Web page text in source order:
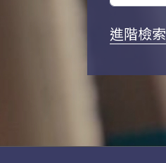
進階檢索